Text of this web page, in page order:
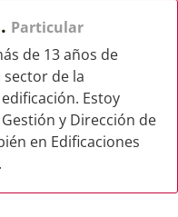
Particular
de 13 años de
sector de la
Estoy
y Dirección de
en Edificaciones